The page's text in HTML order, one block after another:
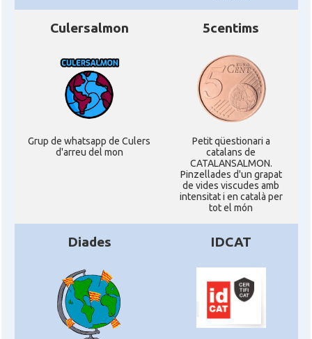
Culersalmon
Grup de whatsapp de Culers
d'arreu del mon
5centims
Petit qüestionari a
catalans de
CATALANSALMON.
Pinzellades d'un grapat
de vides viscudes amb
intensitat i en català per
tot el món
Diades IDCAT